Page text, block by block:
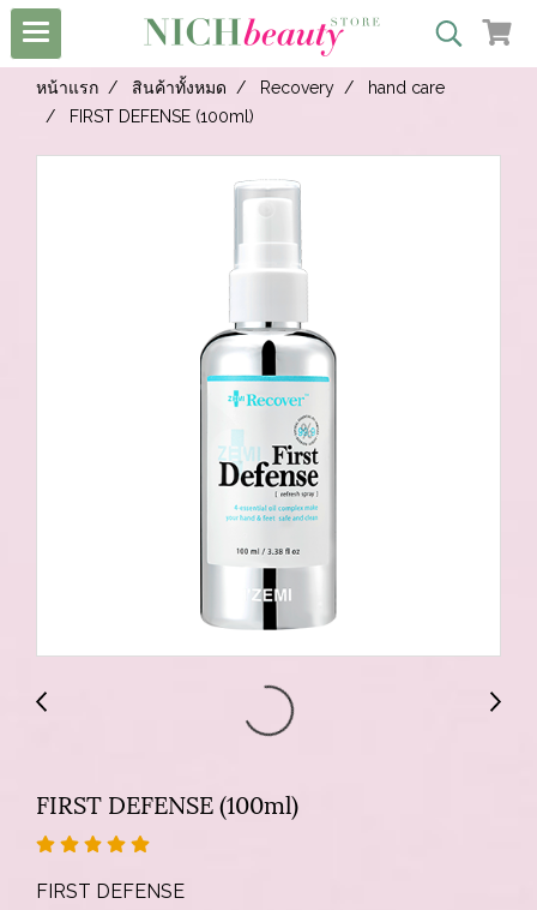
หน้าแรก สินค้าทั้งหมด Recovery
hand care
FIRST DEFENSE (100ml)
FIRST DEFENSE (100ml)
FIRST DEFENSE